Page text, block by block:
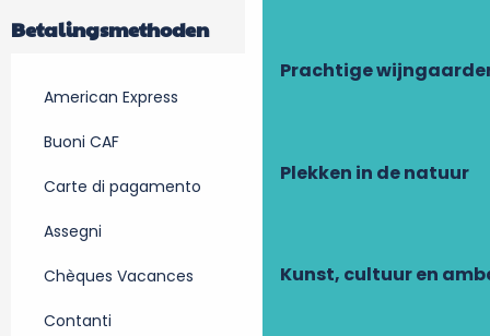
Prachtige
Plekken in de natuur
Kunst, cultuur en
Betalingsmethoden
American Express
Buoni CAF
Carte di pagamento
Assegni
Chèques Vacances
Contanti